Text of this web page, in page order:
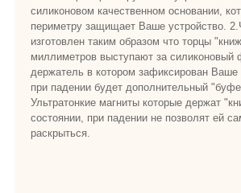
силиконовом качественном основании,
периметру защищает Ваше устройство.
изготовлен таким образом что торцы
миллиметров выступают за силиконовый
держатель в котором зафиксирован Ваше
при падении будет дополнительный
Ультратонкие магниты которые держат
состоянии, при падении не позволят ей
раскрыться.